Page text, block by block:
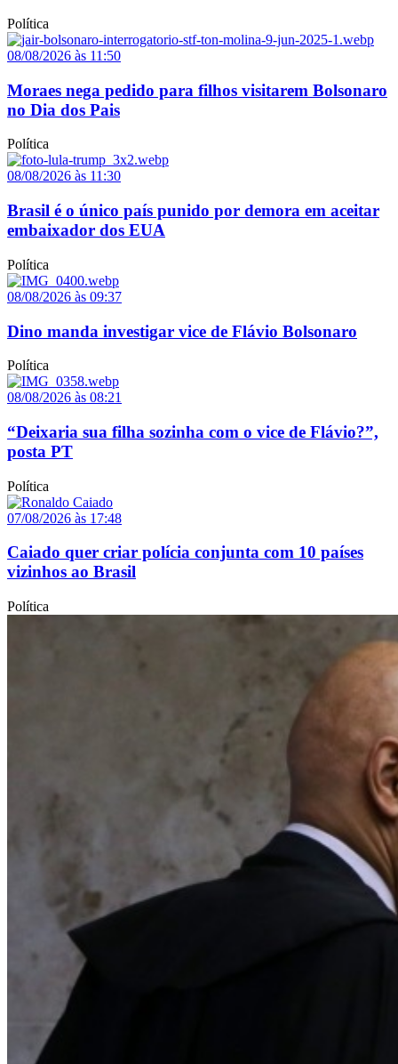
Política
08/08/2026 às 11:50
Moraes nega pedido para filhos visitarem Bolsonaro
no Dia dos Pais
Política
08/08/2026 às 11:30
Brasil é o único país punido por demora em aceitar
embaixador dos EUA
Política
08/08/2026 às 09:37
Dino manda investigar vice de Flávio Bolsonaro
Política
08/08/2026 às 08:21
“Deixaria sua filha sozinha com o vice de Flávio?”,
posta PT
Política
07/08/2026 às 17:48
Caiado quer criar polícia conjunta com 10 países
vizinhos ao Brasil
Política